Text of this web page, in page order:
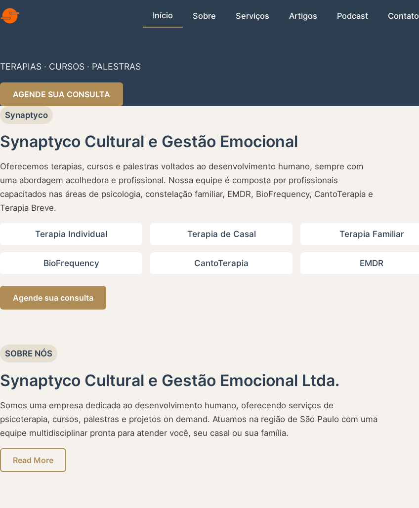
Início Sobre Serviços Artigos Podcast Contato
TERAPIAS · CURSOS · PALESTRAS
AGENDE SUA CONSULTA
Synaptyco
Synaptyco Cultural e Gestão Emocional
Oferecemos terapias, cursos e palestras voltados ao desenvolvimento humano, sempre com
uma abordagem acolhedora e profissional. Nossa equipe é composta por profissionais
capacitados nas áreas de psicologia, constelação familiar, EMDR, BioFrequency, CantoTerapia e
Terapia Breve.
Terapia Individual Terapia de Casal Terapia Familiar
BioFrequency CantoTerapia EMDR
Agende sua consulta
SOBRE NÓS
Synaptyco Cultural e Gestão Emocional Ltda.
Somos uma empresa dedicada ao desenvolvimento humano, oferecendo serviços de
psicoterapia, cursos, palestras e projetos on demand. Atuamos na região de São Paulo com uma
equipe multidisciplinar pronta para atender você, seu casal ou sua família.
Read More